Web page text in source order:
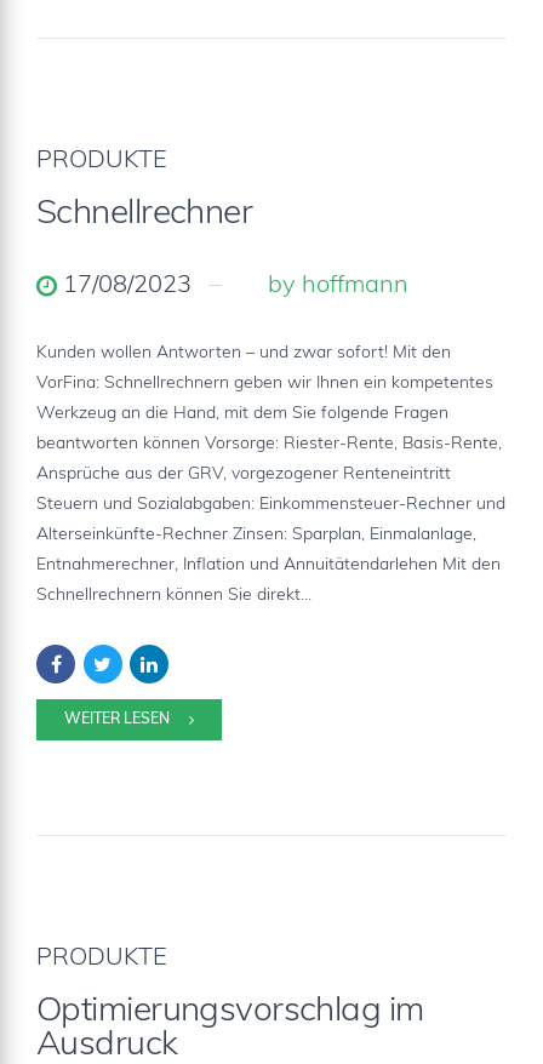
PRODUKTE
Schnellrechner
17/08/2023 by hoffmann
Kunden wollen Antworten – und zwar sofort! Mit den
VorFina: Schnellrechnern geben wir Ihnen ein kompetentes
Werkzeug an die Hand, mit dem Sie folgende Fragen
beantworten können Vorsorge: Riester-Rente, Basis-Rente,
Ansprüche aus der GRV, vorgezogener Renteneintritt
Steuern und Sozialabgaben: Einkommensteuer-Rechner und
Alterseinkünfte-Rechner Zinsen: Sparplan, Einmalanlage,
Entnahmerechner, Inflation und Annuitätendarlehen Mit den
Schnellrechnern können Sie direkt...
WEITER LESEN
PRODUKTE
Optimierungsvorschlag im
Ausdruck